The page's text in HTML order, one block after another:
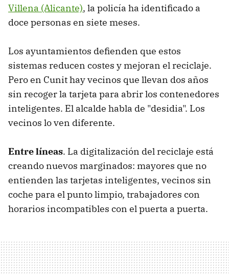
Villena (Alicante), la policía ha identificado a
doce personas en siete meses.
Los ayuntamientos defienden que estos
sistemas reducen costes y mejoran el reciclaje.
Pero en Cunit hay vecinos que llevan dos años
sin recoger la tarjeta para abrir los contenedores
inteligentes. El alcalde habla de "desidia". Los
vecinos lo ven diferente.
Entre líneas. La digitalización del reciclaje está
creando nuevos marginados: mayores que no
entienden las tarjetas inteligentes, vecinos sin
coche para el punto limpio, trabajadores con
horarios incompatibles con el puerta a puerta.